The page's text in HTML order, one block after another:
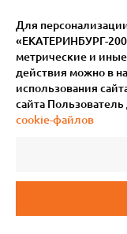
Для
«ЕКАТЕРИНБУРГ-
метрические и
действия можно в
использования
сайта Пользователь
cookie-файлов